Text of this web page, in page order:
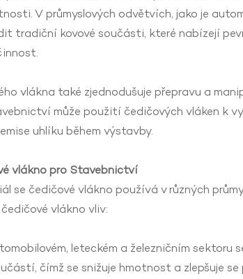
V průmyslových odvětvích, jako je
tradiční kovové součásti, které nabízejí
vlákna také zjednodušuje přepravu a
může použití čedičových vláken k
uhlíku během výstavby.
vláknopro Stavebnictví
se čedičové vlákno používá v různých
vlákno vliv:
leteckém a železničním sektoru
čímž se snižuje hmotnost a zlepšuje